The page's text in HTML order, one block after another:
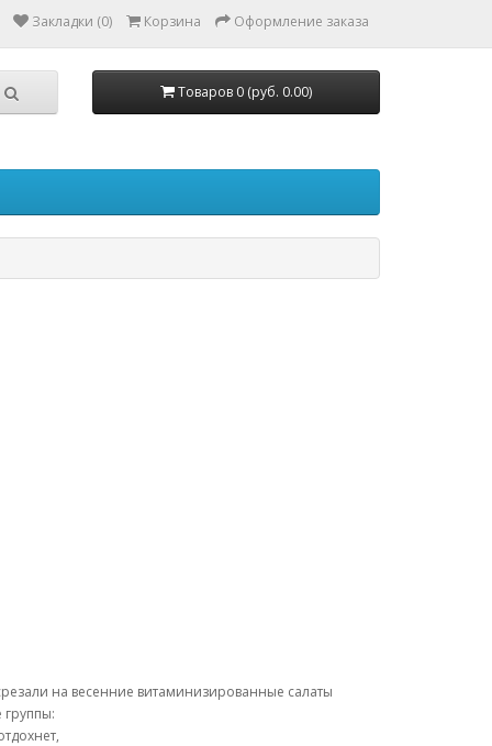
Закладки (0) Корзина Оформление заказа
Товаров 0 (руб. 0.00)
на весенние витаминизированные салаты